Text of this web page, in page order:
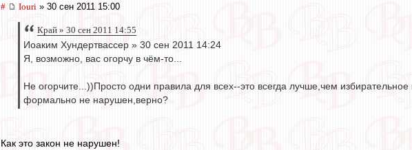
# Iouri » 30 сен 2011 15:00
Край » 30 сен 2011 14:55
Иоаким Хундертвассер » 30 сен 2011 14:24
Я, возможно, вас огорчу в чём-то...
Не огорчите...))Просто одни правила для всех--это всегда лучше,чем
формально не нарушен,верно?
Как это закон не нарушен!